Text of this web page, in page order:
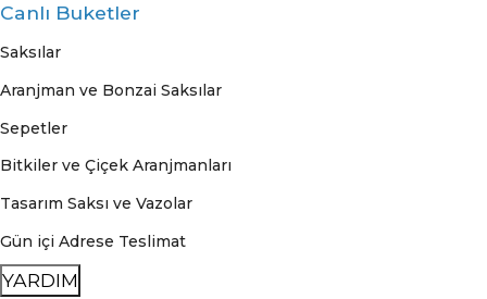
Canlı Buketler
Saksılar
Aranjman ve Bonzai Saksılar
Sepetler
Bitkiler ve Çiçek Aranjmanları
Tasarım Saksı ve Vazolar
Gün içi Adrese Teslimat
YARDIM